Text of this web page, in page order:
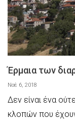
Έρμαια των
Νοέ 6, 2018
Δεν είναι ένα
κλοπών που